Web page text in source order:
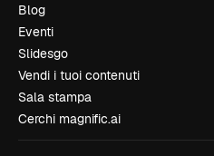
Blog
Eventi
Slidesgo
Vendi i tuoi contenuti
Sala stampa
Cerchi magnific.ai